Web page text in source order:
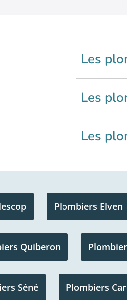
Les
Les
Les
Plombiers Elven
Quiberon
Séné Plombiers